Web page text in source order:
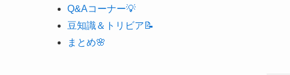
Q&Aコーナー💡
豆知識＆トリビア📝
まとめ🌸